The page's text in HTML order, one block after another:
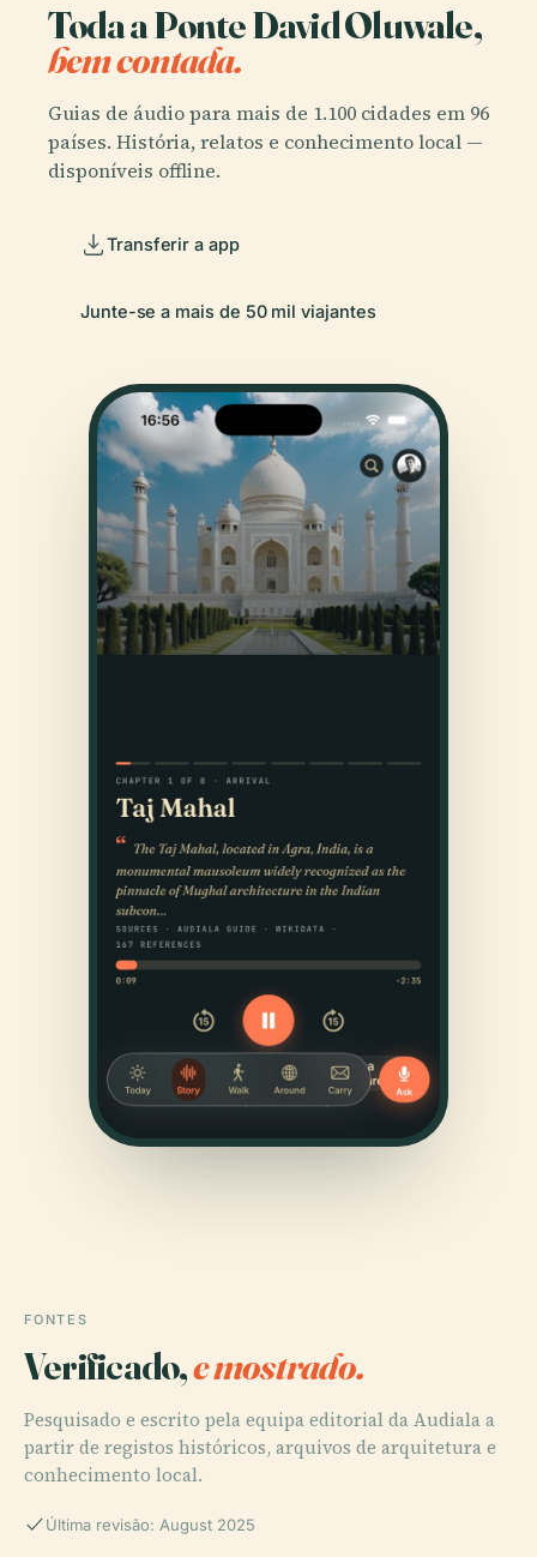
Toda a Ponte David Oluwale,
bem contada.
Guias de áudio para mais de 1.100 cidades em 96
países. História, relatos e conhecimento local —
disponíveis offline.
Transferir a app
Junte-se a mais de 50 mil viajantes
FONTES
Verificado,e mostrado.
Pesquisado e escrito pela equipa editorial da Audiala a
partir de registos históricos, arquivos de arquitetura e
conhecimento local.
Última revisão: August 2025